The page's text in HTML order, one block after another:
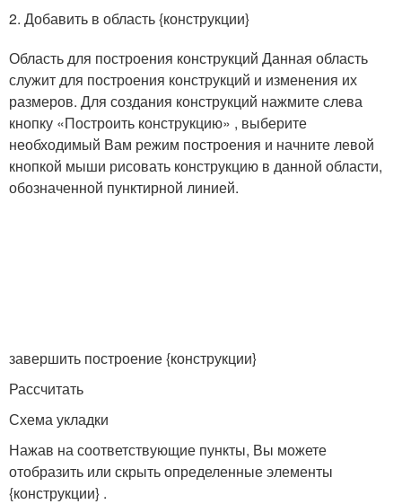
2. Добавить в область {конструкции}
Область для построения конструкций Данная область
служит для построения конструкций и изменения их
размеров. Для создания конструкций нажмите слева
кнопку «Построить конструкцию» , выберите
необходимый Вам режим построения и начните левой
кнопкой мыши рисовать конструкцию в данной области,
обозначенной пунктирной линией.
завершить построение {конструкции}
Рассчитать
Схема укладки
Нажав на соответствующие пункты, Вы можете
отобразить или скрыть определенные элементы
{конструкции} .